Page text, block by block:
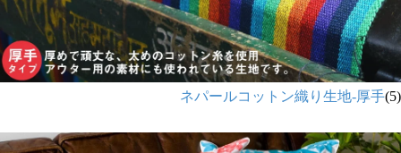
ネパールコットン織り生地-厚手(5)